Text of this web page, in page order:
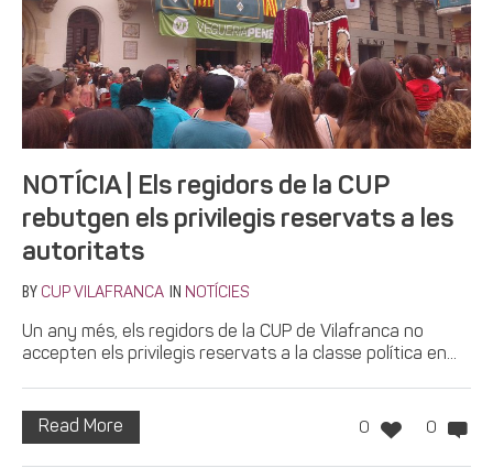
NOTÍCIA | Els regidors de la CUP
rebutgen els privilegis reservats a les
autoritats
BY CUP VILAFRANCA IN NOTÍCIES
Un any més, els regidors de la CUP de Vilafranca no
accepten els privilegis reservats a la classe política en...
0 0
Read More